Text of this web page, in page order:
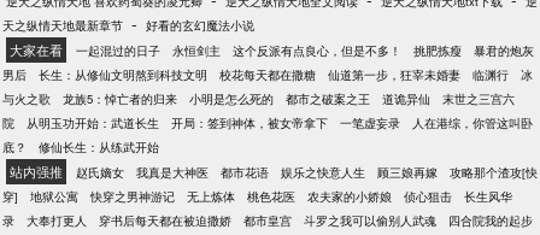
天之纵情天地最新章节 - 好看的玄幻魔法小说
大家在看 一起混过的日子 永恒剑主 这个反派有点良心，但是不多！ 挑肥拣瘦
暴君的炮灰
男后
长生：从修仙文明熬到科技文明 校花每天都在撒糖 仙道第一步，狂宰未婚妻 临渊行
冰
与火之歌
龙族5：悼亡者的归来 小明是怎么死的 都市之破案之王 道诡异仙
末世之三宫六
院
从明玉功开始：武道长生 开局：签到神体，被女帝拿下 一笔虚妄录
人在港综，你管这叫卧
底？
修仙长生：从练武开始
站内强推 赵氏嫡女 我真是大神医 都市花语 娱乐之快意人生 顾三娘再嫁
攻略那个渣攻[快
穿]
地狱公寓 快穿之男神游记 无上炼体 桃色花医 农夫家的小娇娘 侦心狙击
长生风华
录
大奉打更人 穿书后每天都在被迫撒娇 都市皇宫 斗罗之我可以偷别人武魂
四合院我的起步